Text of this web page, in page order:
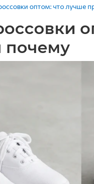
оптом: что лучше
почему